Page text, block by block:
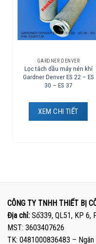
GARDNER DENVER
Lọc tách dầu máy nén khí
Gardner Denver ES 22 – ES
30 – ES 37
XEM CHI TIẾT
CÔNG TY TNHH THIẾT BỊ
Địa chỉ: Số339, QL51, KP 6,
MST: 3603407626
TK: 0481000836483 – Ngân